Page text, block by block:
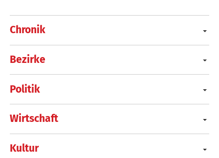
Chronik
Bezirke
Politik
Wirtschaft
Kultur